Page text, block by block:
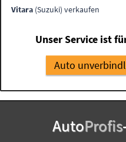
Vitara (Suzuki) verkaufen
Unser Service ist
Auto
AutoProfis